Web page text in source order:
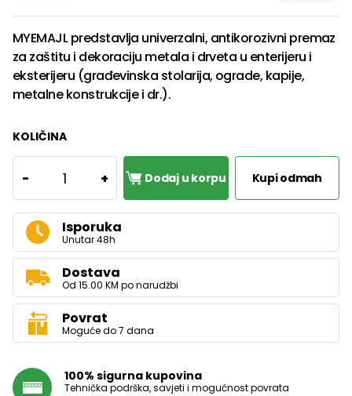
MYEMAJL predstavlja univerzalni, antikorozivni premaz
za zaštitu i dekoraciju metala i drveta u enterijeru i
eksterijeru (građevinska stolarija, ograde, kapije,
metalne konstrukcije i dr.).
KOLIČINA
- 1 + Dodaj u korpu Kupi odmah
Isporuka
Unutar 48h
Dostava
Od 15.00 KM po narudžbi
Povrat
Moguće do 7 dana
100% sigurna kupovina
Tehnička podrška, savjeti i mogućnost povrata